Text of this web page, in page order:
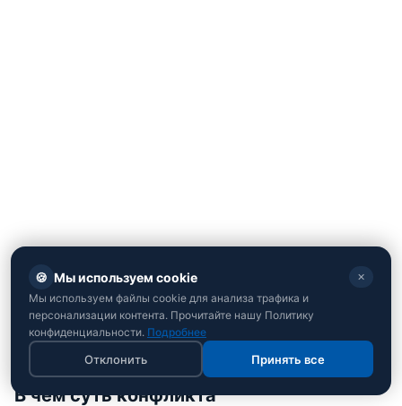
В чем суть конфликта
🍪 Мы используем cookie ✕
Мы используем файлы cookie для анализа трафика и
персонализации контента. Прочитайте нашу Политику
конфиденциальности. Подробнее
Отклонить Принять все